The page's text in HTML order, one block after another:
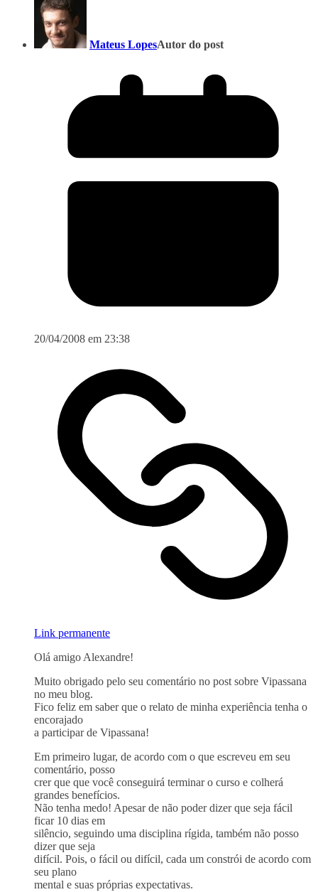
Mateus LopesAutor do post
20/04/2008 em 23:38
Link permanente
Olá amigo Alexandre!
Muito obrigado pelo seu comentário no post sobre Vipassana
no meu blog.
Fico feliz em saber que o relato de minha experiência tenha o
encorajado
a participar de Vipassana!
Em primeiro lugar, de acordo com o que escreveu em seu
comentário, posso
crer que que você conseguirá terminar o curso e colherá
grandes benefícios.
Não tenha medo! Apesar de não poder dizer que seja fácil
ficar 10 dias em
silêncio, seguindo uma disciplina rígida, também não posso
dizer que seja
difícil. Pois, o fácil ou difícil, cada um constrói de acordo com
seu plano
mental e suas próprias expectativas.